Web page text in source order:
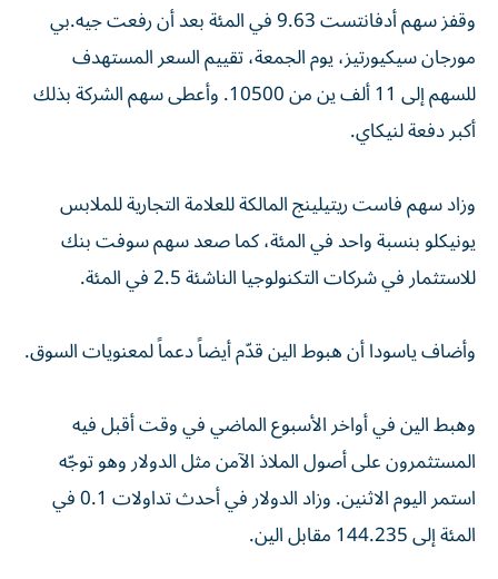
وقفز سهم أدفانتست 9.63 في المئة بعد أن رفعت جيه.بي
مورجان سيكيورتيز، يوم الجمعة، تقييم السعر المستهدف
للسهم إلى 11 ألف ين من 10500. وأعطى سهم الشركة بذلك
أكبر دفعة لنيكاي.
وزاد سهم فاست ريتيلينج المالكة للعلامة التجارية للملابس
يونيكلو بنسبة واحد في المئة، كما صعد سهم سوفت بنك
للاستثمار في شركات التكنولوجيا الناشئة 2.5 في المئة.
وأضاف ياسودا أن هبوط الين قدّم أيضاً دعماً لمعنويات السوق.
وهبط الين في أواخر الأسبوع الماضي في وقت أقبل فيه
المستثمرون على أصول الملاذ الآمن مثل الدولار وهو توجّه
استمر اليوم الاثنين. وزاد الدولار في أحدث تداولات 0.1 في
المئة إلى 144.235 مقابل الين.